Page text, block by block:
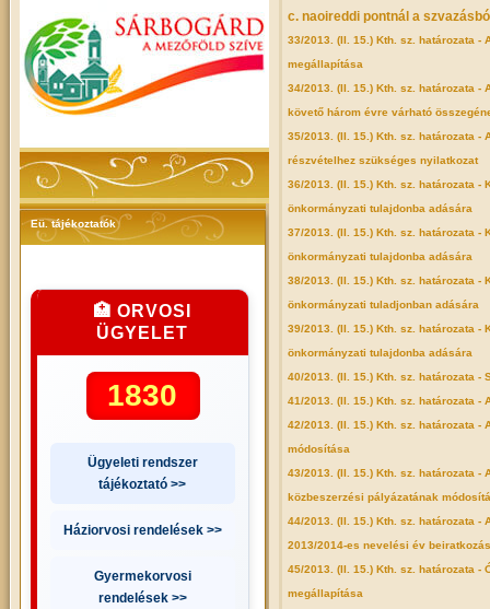
Eü. tájékoztatók
🏥 ORVOSI
ÜGYELET
1830
Ügyeleti rendszer
tájékoztató >>
Háziorvosi rendelések >>
Gyermekorvosi
rendelések >>
c. naoireddi pontnál a
33/2013. (II. 15.) Kth. sz. határozata
megállapítása
34/2013. (II. 15.) Kth. sz. határozata
követő három évre várható
35/2013. (II. 15.) Kth. sz. határozata
részvételhez szükséges nyilatkozat
36/2013. (II. 15.) Kth. sz. határozata
önkormányzati tulajdonba adására
37/2013. (II. 15.) Kth. sz. határozata
önkormányzati tulajdonba adására
38/2013. (II. 15.) Kth. sz. határozata
önkormányzati tuladjonban adására
39/2013. (II. 15.) Kth. sz. határozata
önkormányzati tulajdonba adására
40/2013. (II. 15.) Kth. sz. határozata
41/2013. (II. 15.) Kth. sz. határozata
42/2013. (II. 15.) Kth. sz. határozata
módosítása
43/2013. (II. 15.) Kth. sz. határozata -
közbeszerzési pályázatának
44/2013. (II. 15.) Kth. sz. határozata
2013/2014-es nevelési év
45/2013. (II. 15.) Kth. sz. határozata
megállapítása